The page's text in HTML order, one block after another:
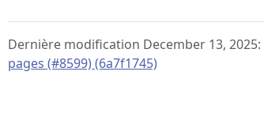
Dernière modification December 13, 2025:
pages (#8599) (6a7f1745)